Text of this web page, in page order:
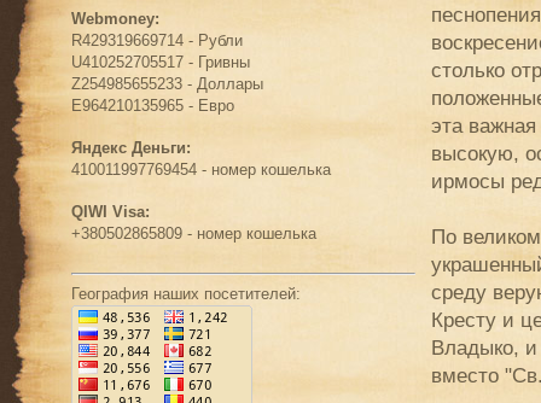
столько
эта
высокую,
ирмосы
По
среду
Кресту и
Владыко, и
вместо
Webmoney:
R429319669714 - Рубли
U410252705517 - Гривны
Z254985655233 - Доллары
E964210135965 - Евро
Яндекс Деньги:
410011997769454 - номер кошелька
QIWI Visa:
+380502865809 - номер кошелька
География наших посетителей: